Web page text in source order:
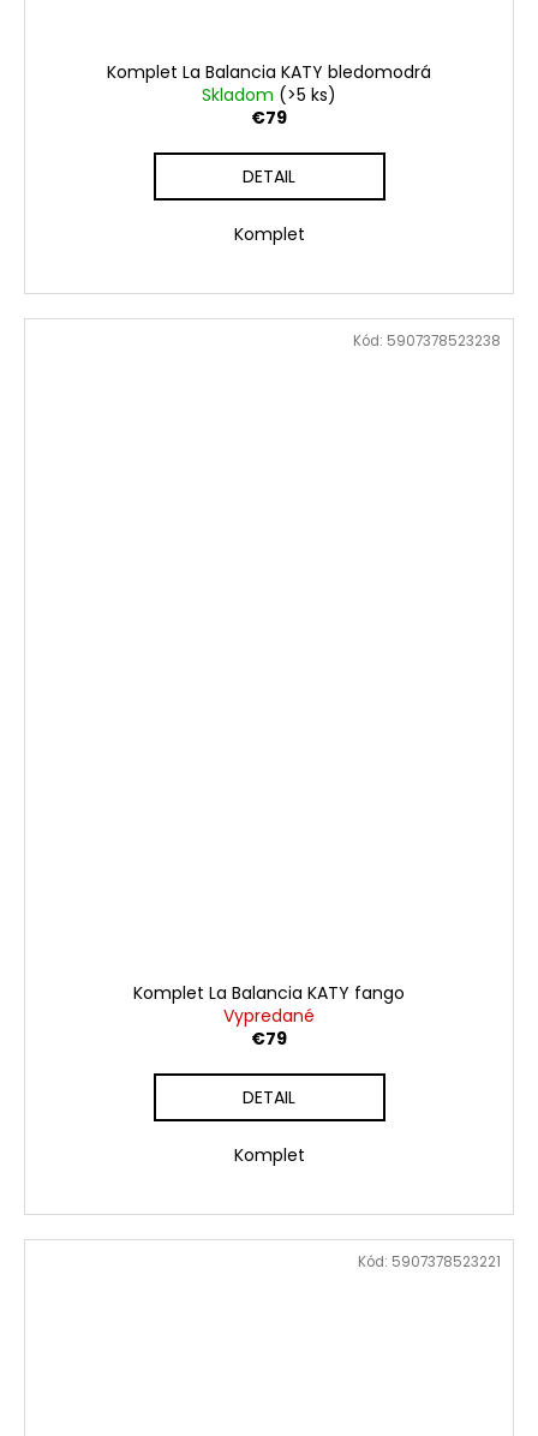
Komplet La Balancia KATY bledomodrá
Skladom (>5 ks)
€79
DETAIL
Komplet
Komplet La Balancia KATY fango
Vypredané
€79
DETAIL
Komplet
Kód: 5907378523238
Kód: 5907378523221